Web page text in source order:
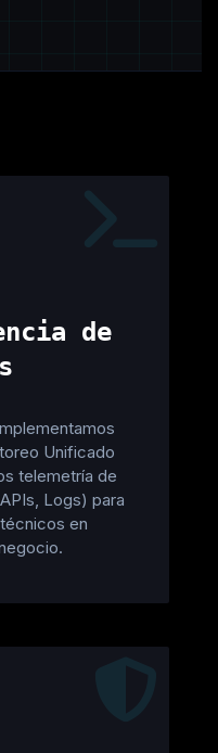
de
Unificado
telemetría de
Logs) para
en